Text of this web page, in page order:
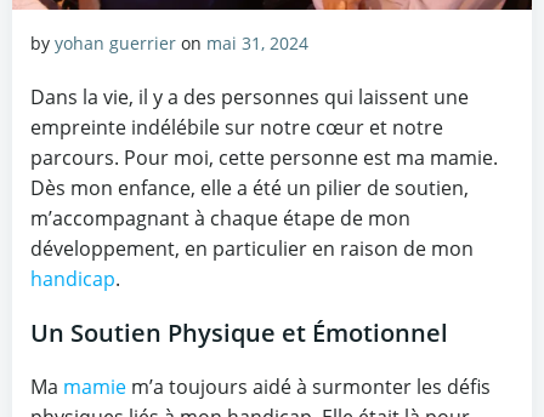
by yohan guerrier on mai 31, 2024
Dans la vie, il y a des personnes qui laissent une
empreinte indélébile sur notre cœur et notre
parcours. Pour moi, cette personne est ma mamie.
Dès mon enfance, elle a été un pilier de soutien,
m’accompagnant à chaque étape de mon
développement, en particulier en raison de mon
handicap.
Un Soutien Physique et Émotionnel
Ma mamie m’a toujours aidé à surmonter les défis